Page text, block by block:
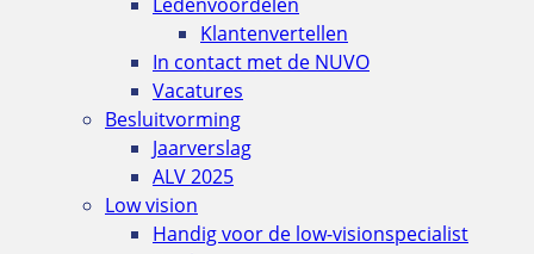
Klantenvertellen
In contact met de NUVO
Vacatures
Besluitvorming
Jaarverslag
ALV 2025
Low vision
Handig voor de low-visionspecialist